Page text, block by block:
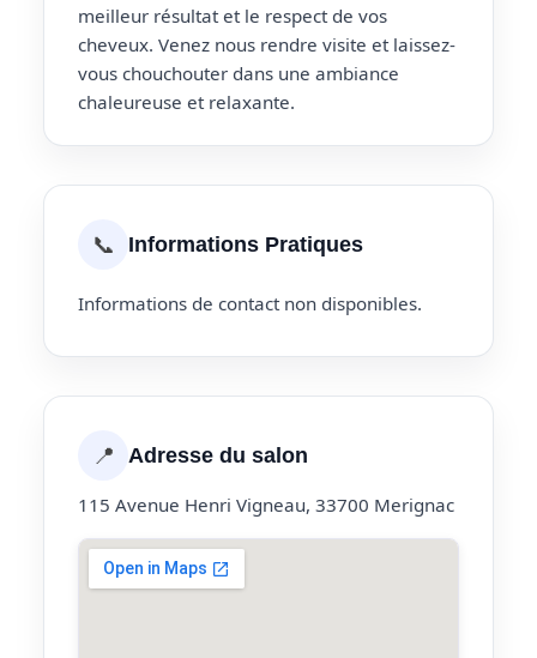
meilleur résultat et le respect de vos
cheveux. Venez nous rendre visite et laissez-
vous chouchouter dans une ambiance
chaleureuse et relaxante.
📞 Informations Pratiques
Informations de contact non disponibles.
📍 Adresse du salon
115 Avenue Henri Vigneau, 33700 Merignac